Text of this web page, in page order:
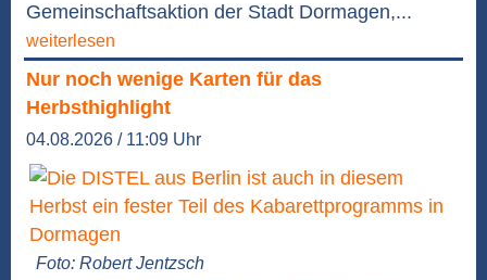
Gemeinschaftsaktion der Stadt Dormagen,...
weiterlesen
Nur noch wenige Karten für das
Herbsthighlight
04.08.2026 / 11:09 Uhr
Foto: Robert Jentzsch